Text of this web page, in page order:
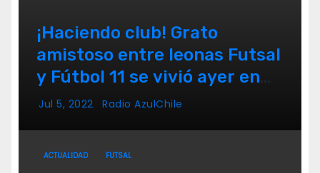
¡Haciendo club! Grato
amistoso entre leonas Futsal
y Fútbol 11 se vivió ayer en
La Florida
Jul 5, 2022 Radio AzulChile
ACTUALIDAD FUTSAL